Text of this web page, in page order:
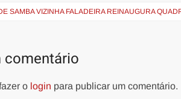
SAMBA VIZINHA FALADEIRA REINAUGURA
comentário
o login para publicar um comentário.